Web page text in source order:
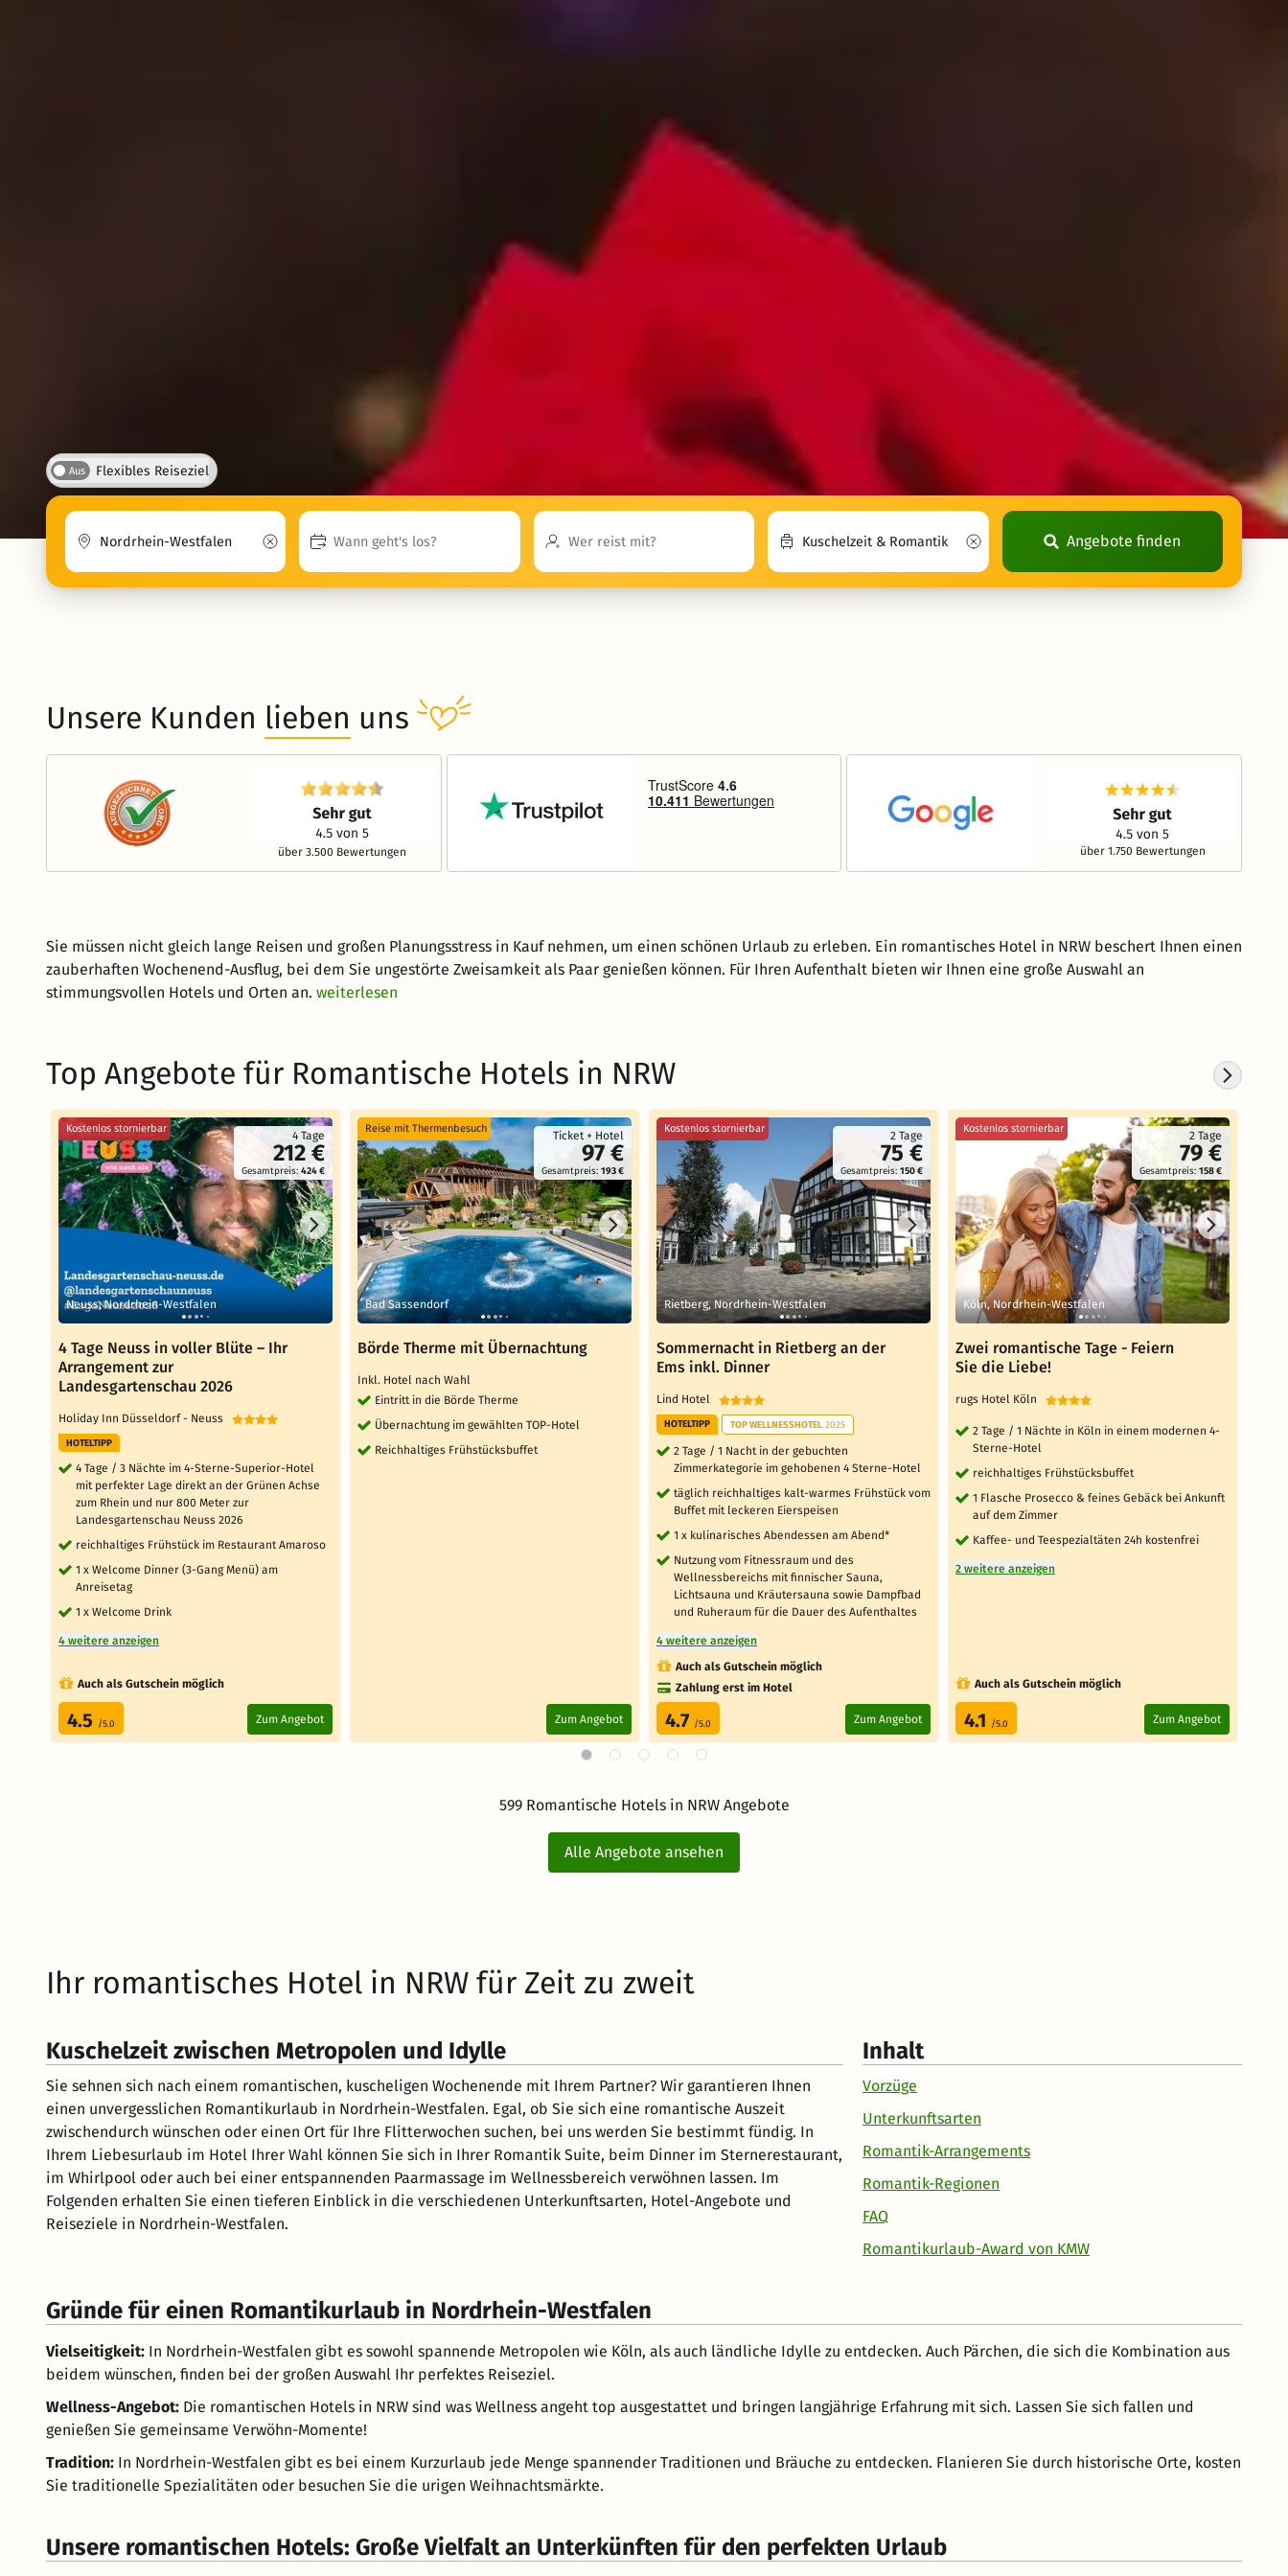
Aus Flexibles Reiseziel
Angebote finden
Unsere Kunden lieben uns
über 3.500 Bewertungen über 1.750 Bewertungen
Sie müssen nicht gleich lange Reisen und großen Planungsstress in Kauf nehmen, um einen schönen Urlaub zu erleben. Ein romantisches Hotel in NRW beschert Ihnen einen
zauberhaften Wochenend-Ausflug, bei dem Sie ungestörte Zweisamkeit als Paar genießen können. Für Ihren Aufenthalt bieten wir Ihnen eine große Auswahl an
stimmungsvollen Hotels und Orten an. weiterlesen
Top Angebote für Romantische Hotels in NRW
4 Tage
212 €
Gesamtpreis: 424 €
Kostenlos stornierbar
Neuss, Nordrhein-Westfalen
4 Tage Neuss in voller Blüte – Ihr
Arrangement zur
Landesgartenschau 2026
Holiday Inn Düsseldorf - Neuss
HOTELTIPP
4 Tage / 3 Nächte im 4-Sterne-Superior-Hotel
mit perfekter Lage direkt an der Grünen Achse
zum Rhein und nur 800 Meter zur
Landesgartenschau Neuss 2026
reichhaltiges Frühstück im Restaurant Amaroso
1 x Welcome Dinner (3-Gang Menü) am
Anreisetag
1 x Welcome Drink
4 weitere anzeigen
Auch als Gutschein möglich
4.5 /5.0 Zum Angebot
Ticket + Hotel
97 €
Gesamtpreis: 193 €
Reise mit Thermenbesuch
Bad Sassendorf
Börde Therme mit Übernachtung
Inkl. Hotel nach Wahl
Eintritt in die Börde Therme
Übernachtung im gewählten TOP-Hotel
Reichhaltiges Frühstücksbuffet
Zum Angebot
2 Tage
75 €
Gesamtpreis: 150 €
Kostenlos stornierbar
Rietberg, Nordrhein-Westfalen
Sommernacht in Rietberg an der
Ems inkl. Dinner
Lind Hotel
HOTELTIPP TOP WELLNESSHOTEL 2025
2 Tage / 1 Nacht in der gebuchten
Zimmerkategorie im gehobenen 4 Sterne-Hotel
täglich reichhaltiges kalt-warmes Frühstück vom
Buffet mit leckeren Eierspeisen
1 x kulinarisches Abendessen am Abend*
Nutzung vom Fitnessraum und des
Wellnessbereichs mit finnischer Sauna,
Lichtsauna und Kräutersauna sowie Dampfbad
und Ruheraum für die Dauer des Aufenthaltes
4 weitere anzeigen
Auch als Gutschein möglich
Zahlung erst im Hotel
4.7 /5.0 Zum Angebot
2 Tage
79 €
Gesamtpreis: 158 €
Kostenlos stornierbar
Köln, Nordrhein-Westfalen
Zwei romantische Tage - Feiern
Sie die Liebe!
rugs Hotel Köln
2 Tage / 1 Nächte in Köln in einem modernen 4-
Sterne-Hotel
reichhaltiges Frühstücksbuffet
1 Flasche Prosecco & feines Gebäck bei Ankunft
auf dem Zimmer
Kaffee- und Teespezialtäten 24h kostenfrei
2 weitere anzeigen
Auch als Gutschein möglich
4.1 /5.0 Zum Angebot
599 Romantische Hotels in NRW Angebote
Alle Angebote ansehen
Ihr romantisches Hotel in NRW für Zeit zu zweit
Kuschelzeit zwischen Metropolen und Idylle
Sie sehnen sich nach einem romantischen, kuscheligen Wochenende mit Ihrem Partner? Wir garantieren Ihnen
einen unvergesslichen Romantikurlaub in Nordrhein-Westfalen. Egal, ob Sie sich eine romantische Auszeit
zwischendurch wünschen oder einen Ort für Ihre Flitterwochen suchen, bei uns werden Sie bestimmt fündig. In
Ihrem Liebesurlaub im Hotel Ihrer Wahl können Sie sich in Ihrer Romantik Suite, beim Dinner im Sternerestaurant,
im Whirlpool oder auch bei einer entspannenden Paarmassage im Wellnessbereich verwöhnen lassen. Im
Folgenden erhalten Sie einen tieferen Einblick in die verschiedenen Unterkunftsarten, Hotel-Angebote und
Reiseziele in Nordrhein-Westfalen.
Inhalt
Vorzüge
Unterkunftsarten
Romantik-Arrangements
Romantik-Regionen
FAQ
Romantikurlaub-Award von KMW
Gründe für einen Romantikurlaub in Nordrhein-Westfalen
Vielseitigkeit: In Nordrhein-Westfalen gibt es sowohl spannende Metropolen wie Köln, als auch ländliche Idylle zu entdecken. Auch Pärchen, die sich die Kombination aus
beidem wünschen, finden bei der großen Auswahl Ihr perfektes Reiseziel.
Wellness-Angebot: Die romantischen Hotels in NRW sind was Wellness angeht top ausgestattet und bringen langjährige Erfahrung mit sich. Lassen Sie sich fallen und
genießen Sie gemeinsame Verwöhn-Momente!
Tradition: In Nordrhein-Westfalen gibt es bei einem Kurzurlaub jede Menge spannender Traditionen und Bräuche zu entdecken. Flanieren Sie durch historische Orte, kosten
Sie traditionelle Spezialitäten oder besuchen Sie die urigen Weihnachtsmärkte.
Unsere romantischen Hotels: Große Vielfalt an Unterkünften für den perfekten Urlaub